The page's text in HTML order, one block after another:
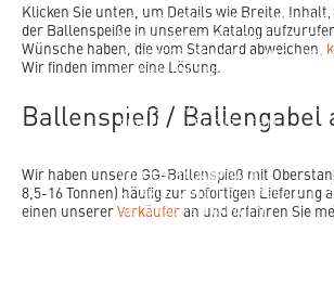
DEN GESAMTEN
HOCHKIPP KARTOFFELSCHAUFEL
KARTOFFELSCHAUFEL MIT
HACKSCHNITZELSCHAUFEL
LADESCHAUFEL DIREKT
FÜR ZIEGELEI FÜR LEHM
VON AUSBAUASPHALT
>> ARCHIV WEITERE CASES MIT
BEI UNSEREN KUNDEN
Klicken Sie unten, um Details wie Breite,
der Ballenspeiße in unserem Katalog
Wünsche haben, die vom Standard abweichen,
Wir finden immer eine Lösung.
Ballenspieß / Ballengabel
Wir haben unsere GG-Ballenspieß mit
8,5-16 Tonnen) häufig zur sofortigen Lieferung
einen unsererVerkäuferan und erfahren Sie